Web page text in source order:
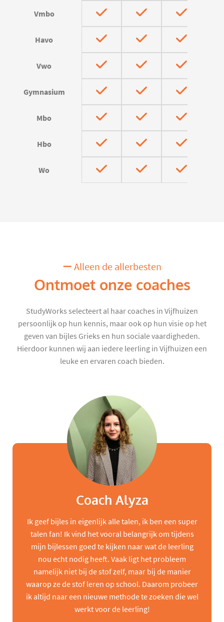
Vmbo
Havo
Vwo
Gymnasium
Mbo
Hbo
Wo
Alleen de allerbesten
Ontmoet onze coaches
StudyWorks selecteert al haar coaches in Vijfhuizen
persoonlijk op hun kennis, maar ook op hun visie op het
geven van bijles Grieks en hun sociale vaardigheden.
Hierdoor kunnen wij aan iedere leerling in Vijfhuizen een
leuke en ervaren coach bieden.
Coach Alyza
Ik geef bijles in eigenlijk alle talen, ik ben een super
talen fan! Ik vind het vooral belangrijk om tijdens
mijn bijlessen goed te kijken naar wat de leerling
nou echt nodig heeft. Vaak ligt het probleem
namelijk niet bij de stof zelf, maar bij de manier
waarop ze de stof leren op school. Daarom probeer
ik altijd naar een nieuwe methode te zoeken die wel
werkt voor de leerling!